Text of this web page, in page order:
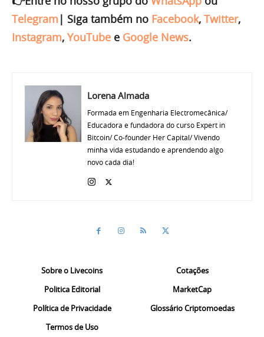
Telegram | Siga também no Facebook, Twitter,
Instagram, YouTube e Google News.
Lorena Almada
Formada em Engenharia Electromecânica/
Educadora e fundadora do curso Expert in
Bitcoin/ Co-founder Her Capital/ Vivendo
minha vida estudando e aprendendo algo
novo cada dia!
Sobre o Livecoins
Politica Editorial
Política de Privacidade
Termos de Uso
Cotações
MarketCap
Glossário Criptomoedas